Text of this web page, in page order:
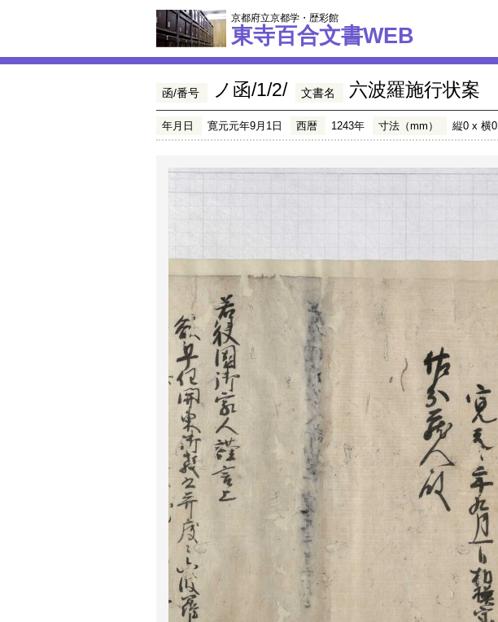
京都府立京都学・歴彩館
東寺百合文書WEB
函/番号 ノ函/1/2/ 文書名 六波羅施行状案
年月日 寛元元年9月1日 西暦 1243年 寸法（mm） 縦0 x 横0